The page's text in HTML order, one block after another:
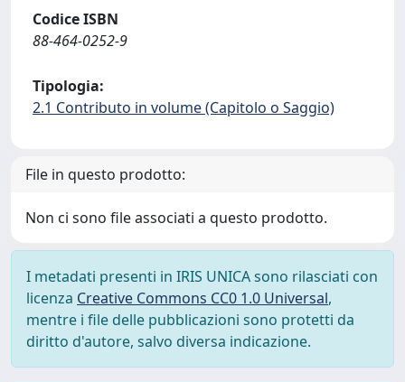
Codice ISBN
88-464-0252-9
Tipologia:
2.1 Contributo in volume (Capitolo o Saggio)
File in questo prodotto:
Non ci sono file associati a questo prodotto.
I metadati presenti in IRIS UNICA sono rilasciati con
licenza Creative Commons CC0 1.0 Universal,
mentre i file delle pubblicazioni sono protetti da
diritto d'autore, salvo diversa indicazione.